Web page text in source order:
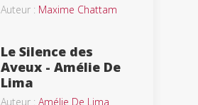
Auteur : Maxime Chattam
Le Silence des
Aveux - Amélie De
Lima
Auteur : Amélie De Lima